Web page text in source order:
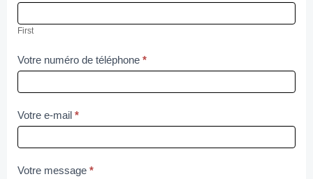
First
Votre numéro de téléphone *
Votre e-mail *
Votre message *